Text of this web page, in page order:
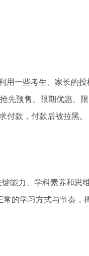
一些考生、家长的投
先预售、限期优惠、
付款，付款后被拉黑。
力、学科素养和思维
的学习方式与节奏